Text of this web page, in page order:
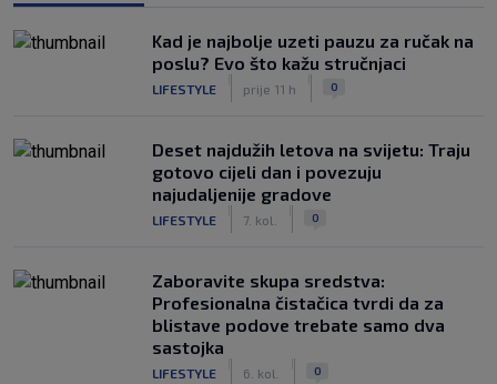
Kad je najbolje uzeti pauzu za ručak na
poslu? Evo što kažu stručnjaci
LIFESTYLE prije 11 h 0
Deset najdužih letova na svijetu: Traju
gotovo cijeli dan i povezuju
najudaljenije gradove
LIFESTYLE 7. kol. 0
Zaboravite skupa sredstva:
Profesionalna čistačica tvrdi da za
blistave podove trebate samo dva
sastojka
LIFESTYLE 6. kol. 0